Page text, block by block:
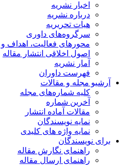
اخبار نشریه
درباره نشریه
هیات تحریریه
سرگروه‌های داوری
محورهای فعالیت، اهداف و
اصول اخلاقی انتشار مقاله
آمار نشریه
فهرست داوران
آرشیو مجله و مقالات
کلیه شماره‌های مجله
آخرین شماره
مقالات آماده انتشار
نمایه نویسندگان
نمایه واژه های کلیدی
برای نویسندگان
راهنمای نگارش مقاله
راهنمای ارسال مقاله